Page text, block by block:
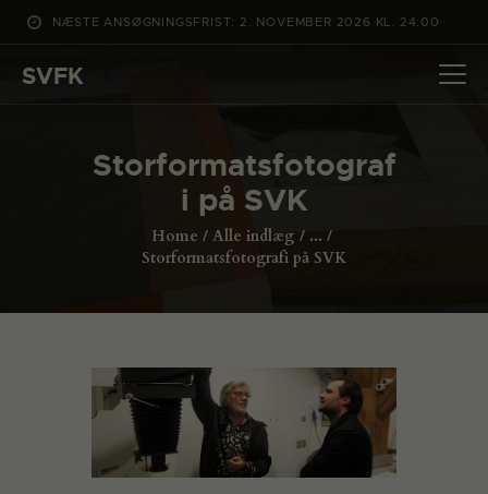
NÆSTE ANSØGNINGSFRIST: 2. NOVEMBER 2026 KL. 24:00
SVFK
Storformatsfotograf
i på SVK
Home Alle indlæg
...
Storformatsfotografi på SVK
DET SKER
PROJEKTER
ANSØG